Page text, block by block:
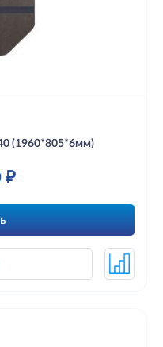
(1960*805*6мм)
₽